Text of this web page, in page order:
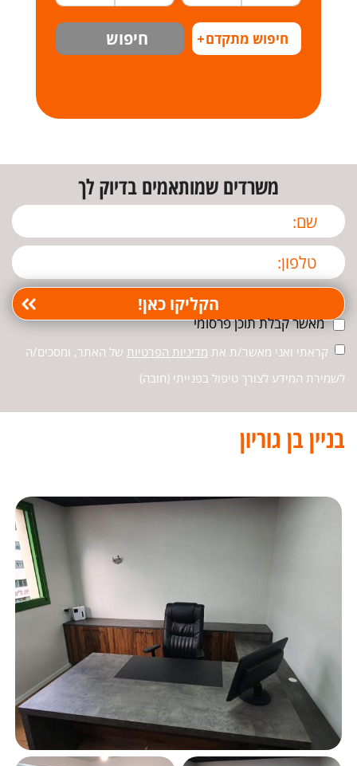
חיפוש מתקדם+ חיפוש
משרדים שמותאמים בדיוק לך
מאשר קבלת תוכן פרסומי
קראתי ואני מאשר/ת את מדיניות הפרטיות של האתר, ומסכים/ה
לשמירת המידע לצורך טיפול בפנייתי (חובה)
בניין בן גוריון